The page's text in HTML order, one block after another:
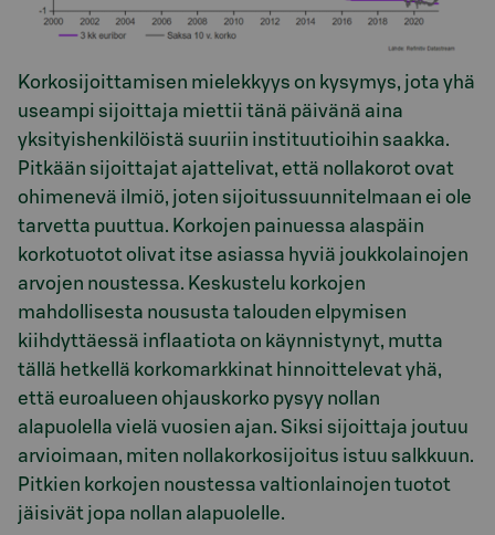
Korkosijoittamisen mielekkyys on kysymys, jota yhä
useampi sijoittaja miettii tänä päivänä aina
yksityishenkilöistä suuriin instituutioihin saakka.
Pitkään sijoittajat ajattelivat, että nollakorot ovat
ohimenevä ilmiö, joten sijoitussuunnitelmaan ei ole
tarvetta puuttua. Korkojen painuessa alaspäin
korkotuotot olivat itse asiassa hyviä joukkolainojen
arvojen noustessa. Keskustelu korkojen
mahdollisesta noususta talouden elpymisen
kiihdyttäessä inflaatiota on käynnistynyt, mutta
tällä hetkellä korkomarkkinat hinnoittelevat yhä,
että euroalueen ohjauskorko pysyy nollan
alapuolella vielä vuosien ajan. Siksi sijoittaja joutuu
arvioimaan, miten nollakorkosijoitus istuu salkkuun.
Pitkien korkojen noustessa valtionlainojen tuotot
jäisivät jopa nollan alapuolelle.